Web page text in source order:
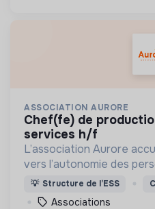
ASSOCIATION AURORE
chef(fe) de production et prestations de
services h/f
L’association Aurore
vers l’autonomie des
précarité ou d’exclusion
soins et l’insertion
💡 Structure de l’ESS
Associations